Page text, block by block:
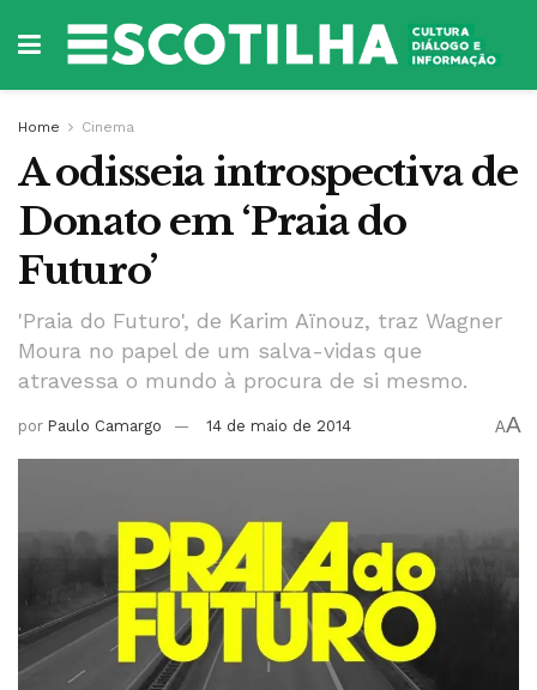
Home Cinema
A odisseia introspectiva de
Donato em ‘Praia do
Futuro’
'Praia do Futuro', de Karim Aïnouz, traz Wagner
Moura no papel de um salva-vidas que
atravessa o mundo à procura de si mesmo.
por Paulo Camargo 14 de maio de 2014 AA